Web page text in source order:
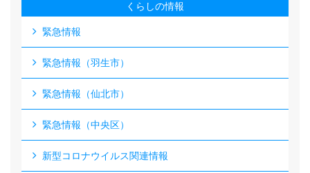
くらしの情報
緊急情報
緊急情報（羽生市）
緊急情報（仙北市）
緊急情報（中央区）
新型コロナウイルス関連情報